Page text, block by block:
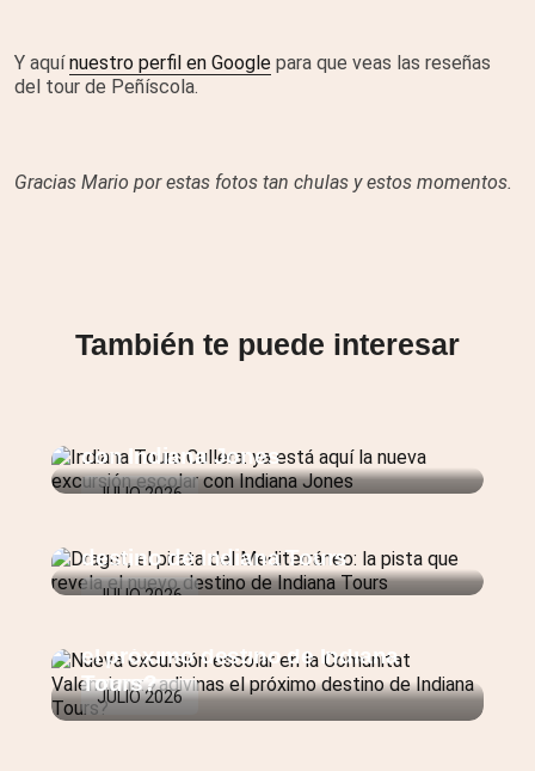
Y aquínuestro perfil en Google para que veas las reseñas
del tour de Peñíscola.
Gracias Mario por estas fotos tan chulas y estos momentos.
También te puede interesar
JULIO 2026
con Indiana Jones
JULIO 2026
destino de Indiana Tours
JULIO 2026
Nueva excursión escolar en la
el próximo destino de Indiana
Tours?